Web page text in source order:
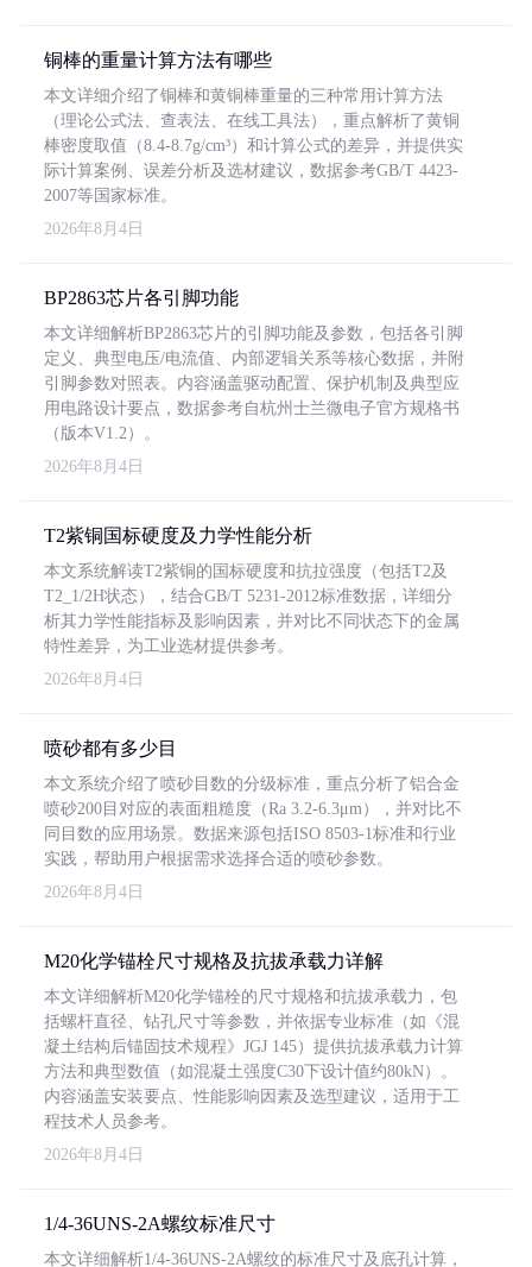
铜棒的重量计算方法有哪些
本文详细介绍了铜棒和黄铜棒重量的三种常用计算方法
（理论公式法、查表法、在线工具法），重点解析了黄铜
棒密度取值（8.4-8.7g/cm³）和计算公式的差异，并提供实
际计算案例、误差分析及选材建议，数据参考GB/T 4423-
2007等国家标准。
2026年8月4日
BP2863芯片各引脚功能
本文详细解析BP2863芯片的引脚功能及参数，包括各引脚
定义、典型电压/电流值、内部逻辑关系等核心数据，并附
引脚参数对照表。内容涵盖驱动配置、保护机制及典型应
用电路设计要点，数据参考自杭州士兰微电子官方规格书
（版本V1.2）。
2026年8月4日
T2紫铜国标硬度及力学性能分析
本文系统解读T2紫铜的国标硬度和抗拉强度（包括T2及
T2_1/2H状态），结合GB/T 5231-2012标准数据，详细分
析其力学性能指标及影响因素，并对比不同状态下的金属
特性差异，为工业选材提供参考。
2026年8月4日
喷砂都有多少目
本文系统介绍了喷砂目数的分级标准，重点分析了铝合金
喷砂200目对应的表面粗糙度（Ra 3.2-6.3μm），并对比不
同目数的应用场景。数据来源包括ISO 8503-1标准和行业
实践，帮助用户根据需求选择合适的喷砂参数。
2026年8月4日
M20化学锚栓尺寸规格及抗拔承载力详解
本文详细解析M20化学锚栓的尺寸规格和抗拔承载力，包
括螺杆直径、钻孔尺寸等参数，并依据专业标准（如《混
凝土结构后锚固技术规程》JGJ 145）提供抗拔承载力计算
方法和典型数值（如混凝土强度C30下设计值约80kN）。
内容涵盖安装要点、性能影响因素及选型建议，适用于工
程技术人员参考。
2026年8月4日
1/4-36UNS-2A螺纹标准尺寸
本文详细解析1/4-36UNS-2A螺纹的标准尺寸及底孔计算，